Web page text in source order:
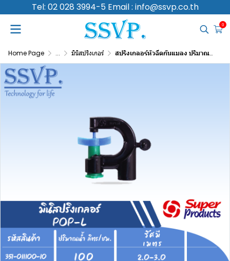
Tel: 02 028 3994-5 Email : info@ssvp.co.th
0
Home Page ... มินิสปริงเกอร์ สปริงเกลอร์หัวฉีดกันแมลง ปริมาณน้ำ 100 (L/H) รัศมี 2.0-3.0 เมตร รุ่น POP-L รหัสสินค้า 351-011100-10 (แพ็ค 10 ตัว)